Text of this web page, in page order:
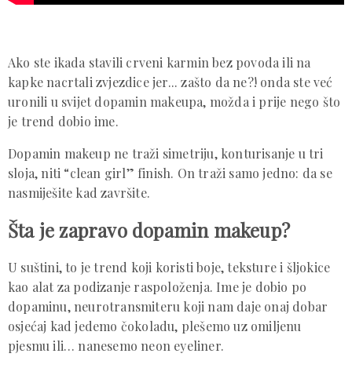
Ako ste ikada stavili crveni karmin bez povoda ili na
kapke nacrtali zvjezdice jer... zašto da ne?! onda ste već
uronili u svijet dopamin makeupa, možda i prije nego što
je trend dobio ime.
Dopamin makeup ne traži simetriju, konturisanje u tri
sloja, niti “clean girl” finish. On traži samo jedno: da se
nasmiješite kad završite.
Šta je zapravo dopamin makeup?
U suštini, to je trend koji koristi boje, teksture i šljokice
kao alat za podizanje raspoloženja. Ime je dobio po
dopaminu, neurotransmiteru koji nam daje onaj dobar
osjećaj kad jedemo čokoladu, plešemo uz omiljenu
pjesmu ili… nanesemo neon eyeliner.